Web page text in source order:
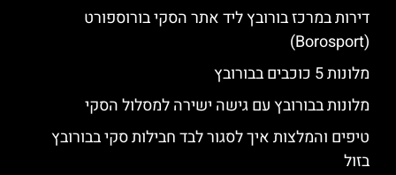
דירות במרכז בורובץ ליד אתר הסקי בורוספורט
(Borosport)
מלונות 5 כוכבים בבורובץ
מלונות בבורובץ עם גישה ישירה למסלול הסקי
טיפים והמלצות איך לסגור לבד חבילות סקי בבורובץ
בזול